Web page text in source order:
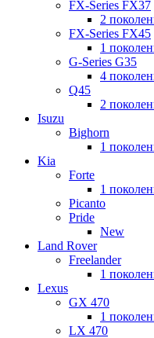
FX-Series FX37
2
FX-Series FX45
1
G-Series G35
4
Q45
2
Isuzu
Bighorn
1
Kia
Forte
1
Picanto
Pride
New
Land Rover
Freelander
1
Lexus
GX 470
1
LX 470